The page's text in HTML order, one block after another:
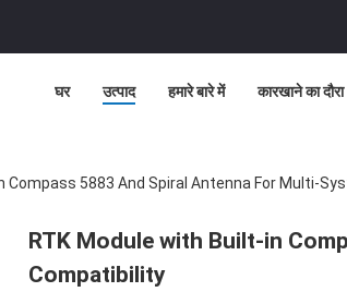
घर उत्पाद हमारे बारे में कारखाने का दौरा
Compass 5883 And Spiral Antenna For Multi-
RTK Module with Built-in
Compatibility